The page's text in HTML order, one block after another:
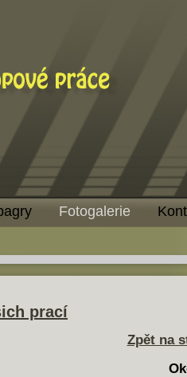
Fotogalerie
prací
Zpět na